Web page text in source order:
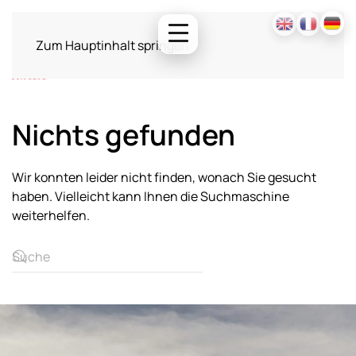
Zum Hauptinhalt springen
Nichts gefunden
Wir konnten leider nicht finden, wonach Sie gesucht
haben. Vielleicht kann Ihnen die Suchmaschine
weiterhelfen.